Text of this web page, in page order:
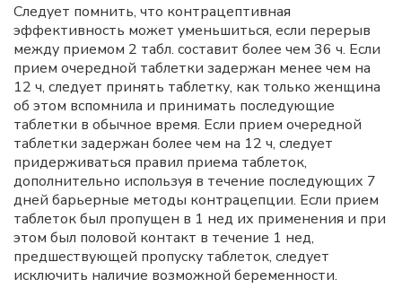
Следует помнить, что контрацептивная
эффективность может уменьшиться, если перерыв
между приемом 2 табл. составит более чем 36 ч. Если
прием очередной таблетки задержан менее чем на
12 ч, следует принять таблетку, как только женщина
об этом вспомнила и принимать последующие
таблетки в обычное время. Если прием очередной
таблетки задержан более чем на 12 ч, следует
придерживаться правил приема таблеток,
дополнительно используя в течение последующих 7
дней барьерные методы контрацепции. Если прием
таблеток был пропущен в 1 нед их применения и при
этом был половой контакт в течение 1 нед,
предшествующей пропуску таблеток, следует
исключить наличие возможной беременности.